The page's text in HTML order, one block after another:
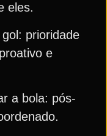
eles.
prioridade
e
a bola: pós-